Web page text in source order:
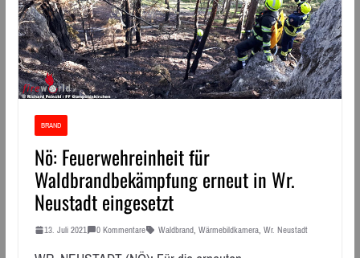
BRAND
Nö: Feuerwehreinheit für
Waldbrandbekämpfung erneut in Wr.
Neustadt eingesetzt
13. Juli 2021 0 Kommentare Waldbrand, Wärmebildkamera, Wr. Neustadt